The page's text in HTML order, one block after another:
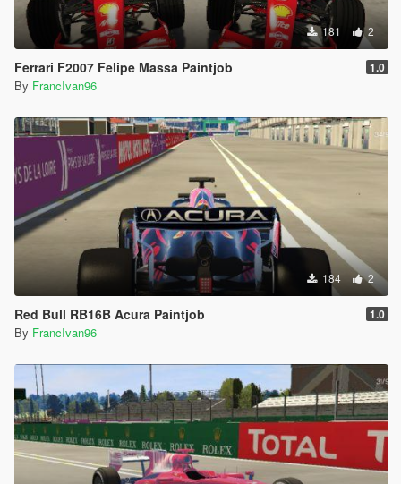
181 2
Ferrari F2007 Felipe Massa Paintjob 1.0
By FrancIvan96
184 2
Red Bull RB16B Acura Paintjob 1.0
By FrancIvan96